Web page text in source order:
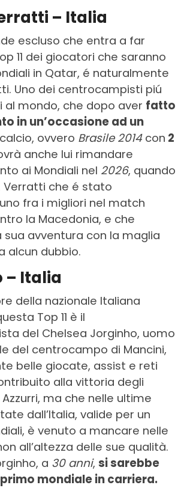
– Italia
escluso che entra a far
11 dei giocatori che saranno
in Qatar, é naturalmente
Uno dei centrocampisti piú
mondo, che dopo aver fatto
in un’occasione ad un
ovvero Brasile 2014con 2
anche lui rimandare
ai Mondiali nel 2026, quando
Verratti che é stato
fra i migliori nel match
la Macedonia, e che
sua avventura con la maglia
alcun dubbio.
– Italia
della nazionale Italiana
Top 11 è il
del Chelsea Jorginho, uomo
del centrocampo di Mancini,
belle giocate, assist e reti
alla vittoria degli
ma che nelle ultime
dall’Italia, valide per un
è venuto a mancare nelle
all’altezza delle sue qualità.
a 30 anni, si sarebbe
mondiale in carriera.